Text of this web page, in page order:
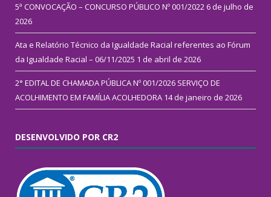
5ª CONVOCAÇÃO – CONCURSO PÚBLICO Nº 001/2022 6 de julho de
2026
Ata e Relatório Técnico da Igualdade Racial referentes ao Fórum
da Igualdade Racial – 06/11/2025 1 de abril de 2026
2° EDITAL DE CHAMADA PÚBLICA Nº 001/2026 SERVIÇO DE
ACOLHIMENTO EM FAMÍLIA ACOLHEDORA 14 de janeiro de 2026
DESENVOLVIDO POR CR2